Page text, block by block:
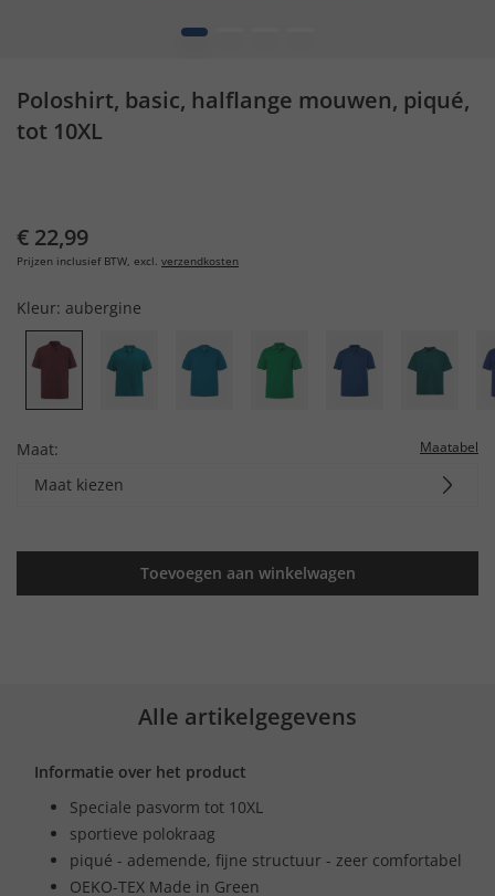
1
Poloshirt, basic, halflange mouwen, piqué,
tot 10XL
€ 22,99
Prijzen inclusief BTW, excl. verzendkosten
Kleur: aubergine
Maat: Maatabel
Maat kiezen
Toevoegen aan winkelwagen
Alle artikelgegevens
Informatie over het product
Speciale pasvorm tot 10XL
sportieve polokraag
piqué - ademende, fijne structuur - zeer comfortabel
OEKO-TEX Made in Green